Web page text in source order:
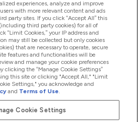
experiences, analyze and improve
with more relevant content and ads
party sites. If you click “Accept All” this
third party cookies) for all of
“Limit Cookies,” your IP address and
may still be collected but only cookies
that are necessary to operate, secure
features and functionalities will be
and manage your cookie preferences
clicking the “Manage Cookie Settings”
this site or clicking "Accept All," "Limit
Settings," you acknowledge and
and Terms of Use.
Cookie Settings